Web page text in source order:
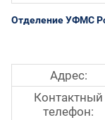
Отделение УФМС
Адрес:
Контактный
телефон: